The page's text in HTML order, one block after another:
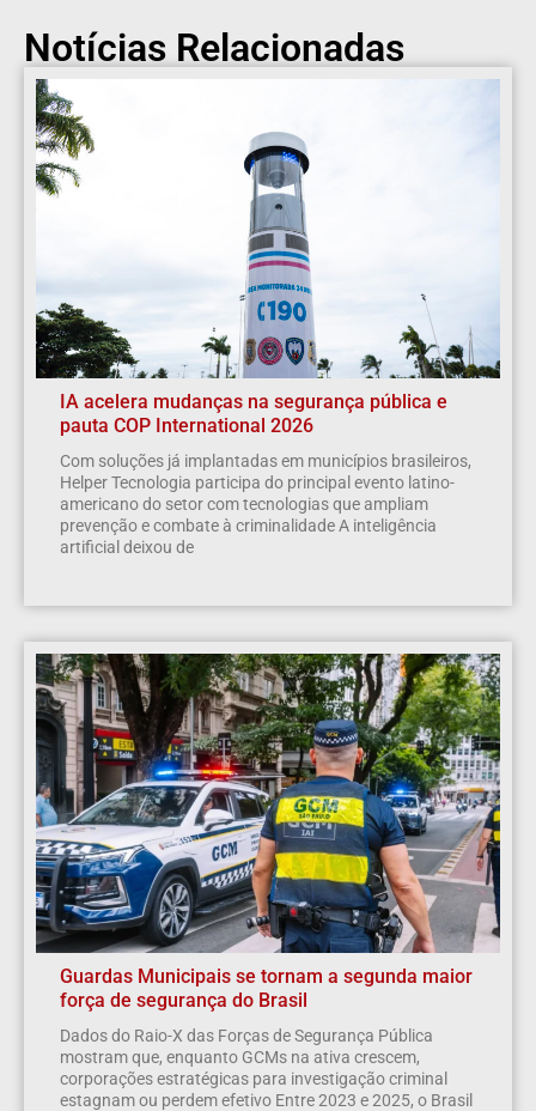
Notícias Relacionadas
IA acelera mudanças na segurança pública e
pauta COP International 2026
Com soluções já implantadas em municípios brasileiros,
Helper Tecnologia participa do principal evento latino-
americano do setor com tecnologias que ampliam
prevenção e combate à criminalidade A inteligência
artificial deixou de
Guardas Municipais se tornam a segunda maior
força de segurança do Brasil
Dados do Raio-X das Forças de Segurança Pública
mostram que, enquanto GCMs na ativa crescem,
corporações estratégicas para investigação criminal
estagnam ou perdem efetivo Entre 2023 e 2025, o Brasil